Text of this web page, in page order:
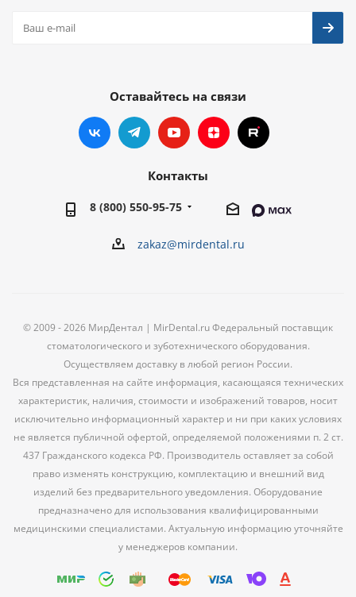
Оставайтесь на связи
Контакты
8 (800) 550-95-75
zakaz@mirdental.ru
© 2009 - 2026 МирДентал | MirDental.ru Федеральный поставщик
стоматологического и зуботехнического оборудования.
Осуществляем доставку в любой регион России.
Вся представленная на сайте информация, касающаяся технических
характеристик, наличия, стоимости и изображений товаров, носит
исключительно информационный характер и ни при каких условиях
не является публичной офертой, определяемой положениями п. 2 ст.
437 Гражданского кодекса РФ. Производитель оставляет за собой
право изменять конструкцию, комплектацию и внешний вид
изделий без предварительного уведомления. Оборудование
предназначено для использования квалифицированными
медицинскими специалистами. Актуальную информацию уточняйте
у менеджеров компании.